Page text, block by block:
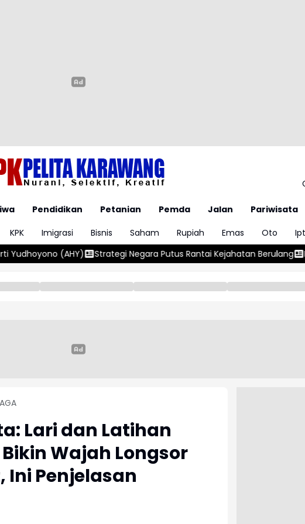
Pendidikan Petanian Pemda Jalan Pariwisata
KPK Imigrasi Bisnis Saham Rupiah Emas Oto
Strategi Negara Putus Rantai Kejahatan Berulang DPR Desak
Lari dan Latihan
Wajah Longsor
Ini Penjelasan